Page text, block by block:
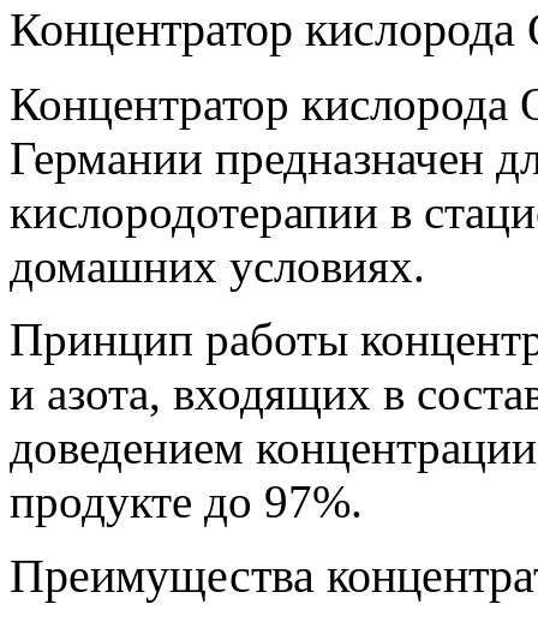
Концентратор кислорода
Концентратор кислорода
Германии предназначен
кислородотерапии в
домашних условиях.
Принцип работы
и азота, входящих в
доведением
продукте до 97%.
Преимущества